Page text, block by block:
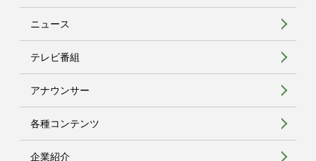
ニュース
テレビ番組
アナウンサー
各種コンテンツ
企業紹介